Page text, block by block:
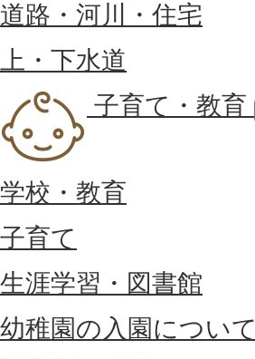
道路・河川・住宅
上・下水道
子育て・教育
学校・教育
子育て
生涯学習・図書館
幼稚園の入園について